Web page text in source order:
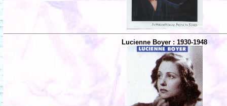
Lucienne Boyer : 1930-1948